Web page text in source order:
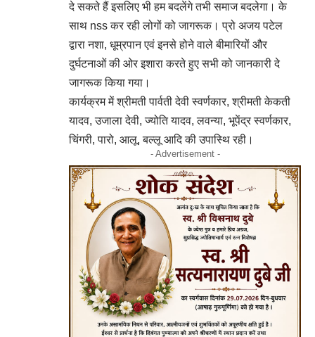
दे सकते हैं इसलिए भी हम बदलेंगे तभी समाज बदलेगा। के
साथ nss कर रही लोगों को जागरूक। प्रो अजय पटेल
द्वारा नशा, धूम्रपान एवं इनसे होने वाले बीमारियों और
दुर्घटनाओं की ओर इशारा करते हुए सभी को जानकारी दे
जागरूक किया गया।
कार्यक्रम में श्रीमती पार्वती देवी स्वर्णकार, श्रीमती केकती
यादव, उजाला देवी, ज्योति यादव, लवन्या, भूपेंद्र स्वर्णकार,
चिंगरी, पारो, आलू, बल्लू आदि की उपास्थि रही।
- Advertisement -